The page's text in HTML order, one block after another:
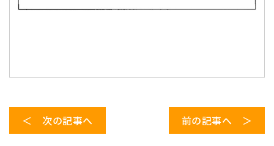
＜ 次の記事へ 前の記事へ ＞